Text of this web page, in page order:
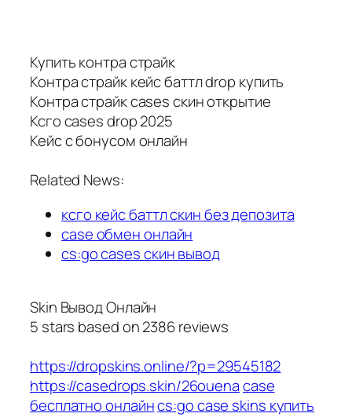
Купить контра страйк
Контра страйк кейс баттл drop купить
Контра страйк cases скин открытие
Ксго cases drop 2025
Кейс с бонусом онлайн
Related News:
ксго кейс баттл скин без депозита
case обмен онлайн
cs:go cases скин вывод
Skin Вывод Онлайн
5 stars based on2386reviews
https://dropskins.online/?p=29545182
https://casedrops.skin/26ouenacase
бесплатно онлайнcs:go case skins купить